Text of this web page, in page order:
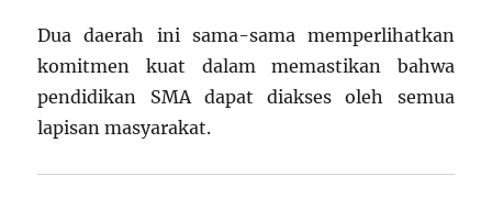
Dua daerah ini sama-sama memperlihatkan
komitmen kuat dalam memastikan bahwa
pendidikan SMA dapat diakses oleh semua
lapisan masyarakat.